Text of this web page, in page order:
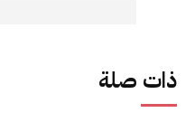
ذات صلة